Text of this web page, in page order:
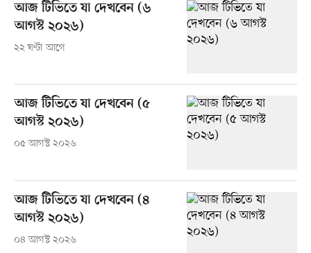
আজ টিভিতে যা দেখবেন (৬
আগস্ট ২০২৬)
২২ ঘণ্টা আগে
আজ টিভিতে যা দেখবেন (৫
আগস্ট ২০২৬)
০৫ আগস্ট ২০২৬
আজ টিভিতে যা দেখবেন (৪
আগস্ট ২০২৬)
০৪ আগস্ট ২০২৬